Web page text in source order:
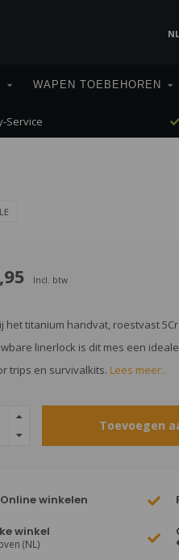
NL
WAPEN TOEBEHOREN
Service
Incl. btw
het titanium handvat, roestvast
linerlock is dit mes een
trips en survivalkits. Lees meer..
Toevoegen
winkelen
winkel
(NL)